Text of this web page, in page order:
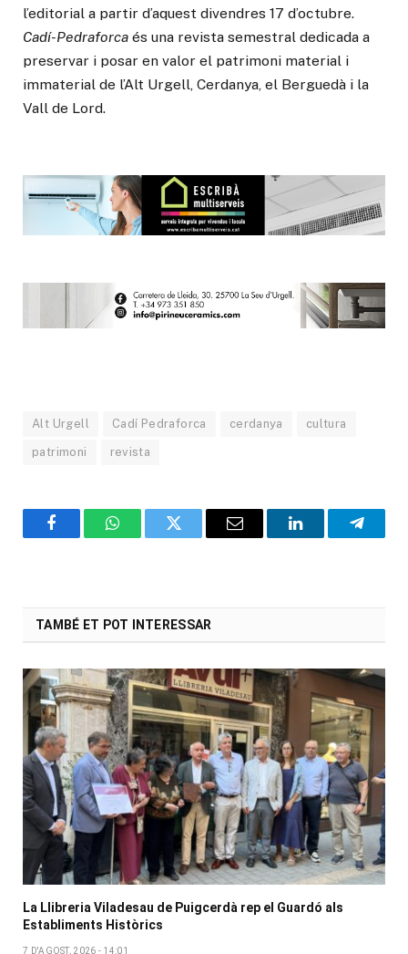
l’editorial a partir d’aquest divendres 17 d’octubre.
Cadí-Pedraforca és una revista semestral dedicada a
preservar i posar en valor el patrimoni material i
immaterial de l’Alt Urgell, Cerdanya, el Berguedà i la
Vall de Lord.
Alt Urgell Cadí Pedraforca cerdanya cultura
patrimoni revista
FacebookWhatsAppTwitter Email LinkedIn
TAMBÉ ET POT INTERESSAR
La Llibreria Viladesau de Puigcerdà rep el Guardó als
Establiments Històrics
7 D'AGOST, 2026 - 14:01